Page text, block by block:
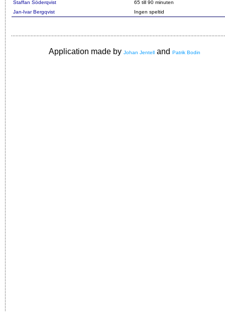
Staffan Söderqvist
65 till 90 minuten
Jan-Ivar Bergqvist
Ingen speltid
Application made by Johan Jentell and Patrik Bodin